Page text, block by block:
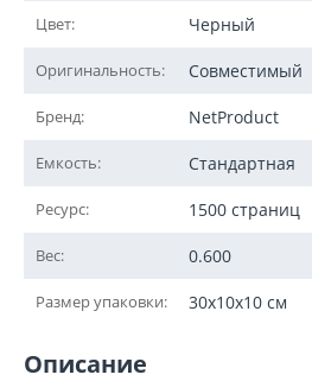
Цвет: Черный
Оригинальность: Совместимый
Бренд: NetProduct
Емкость: Стандартная
Ресурс: 1500 страниц
Вес: 0.600
Размер упаковки: 30x10x10 см
Описание